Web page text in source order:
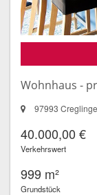
Wohnhaus -
97993
40.000,00 €
Verkehrswert
999 m²
Grundstück